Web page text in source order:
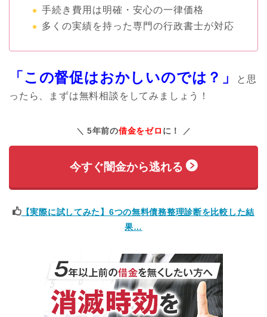
手続き費用は明確・安心の一律価格
多くの実績を持った専門の行政書士が対応
「この督促はおかしいのでは？」
と思
ったら、まずは無料相談をしてみましょう！
5年前の借金をゼロ に！
今すぐ闇金から逃れる
【実際に試してみた】6つの無料債務整理診断を比較した結
果…